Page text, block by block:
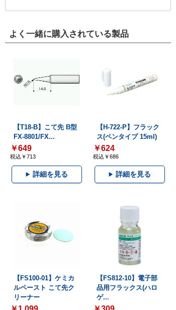
よく一緒に購入されている製品
【T18-B】こて先 B型
FX-8801/FX...
￥649
税込￥713
詳細を見る
【H-722-P】フラック
ス(ペンタイプ 15ml)
￥624
税込￥686
詳細を見る
【FS100-01】ケミカ
ルペースト こて先ク
リーナー
【FS812-10】電子部
品用フラックス(ハロ
ゲ...